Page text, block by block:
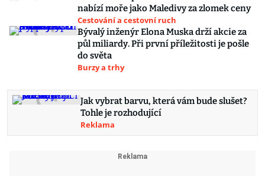
nabízí moře jako Maledivy za zlomek ceny
Cestování a cestovní ruch
Bývalý inženýr Elona Muska drží akcie za
půl miliardy. Při první příležitosti je pošle
do světa
Burzy a trhy
Jak vybrat barvu, která vám bude slušet?
Tohle je rozhodující
Reklama